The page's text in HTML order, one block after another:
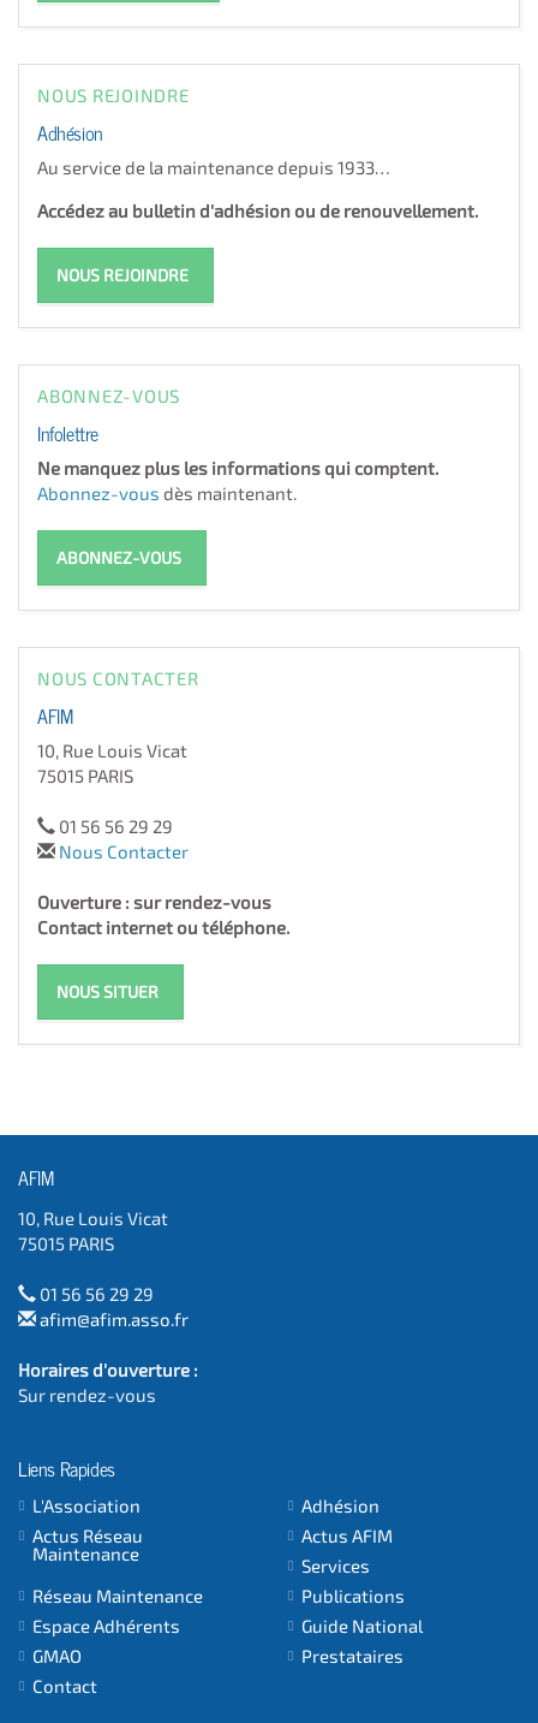
NOUS REJOINDRE
Adhésion
Au service de la maintenance depuis 1933…
Accédez au bulletin d'adhésion ou de renouvellement.
NOUS REJOINDRE
ABONNEZ-VOUS
Infolettre
Ne manquez plus les informations qui comptent.
Abonnez-vous dès maintenant.
ABONNEZ-VOUS
NOUS CONTACTER
AFIM
10, Rue Louis Vicat
75015 PARIS
01 56 56 29 29
Nous Contacter
Ouverture : sur rendez-vous
Contact internet ou téléphone.
NOUS SITUER
AFIM
10, Rue Louis Vicat
75015 PARIS
01 56 56 29 29
afim@afim.asso.fr
Horaires d'ouverture :
Sur rendez-vous
Liens Rapides
L'Association
Adhésion
Actus Réseau
Maintenance
Actus AFIM
Services
Réseau Maintenance
Publications
Espace Adhérents
Guide National
GMAO
Prestataires
Contact